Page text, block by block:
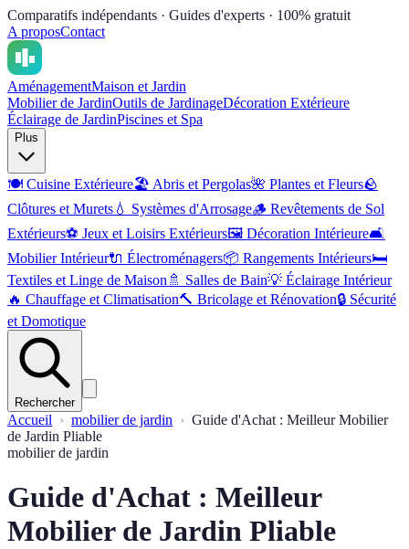
Comparatifs indépendants · Guides d'experts · 100% gratuit
A proposContact
AménagementMaison et Jardin
Mobilier de JardinOutils de JardinageDécoration Extérieure
Éclairage de JardinPiscines et Spa
Plus
🍽️ Cuisine Extérieure🏖️ Abris et Pergolas🌺 Plantes et Fleurs🪨
Clôtures et Murets 💧 Systèmes d'Arrosage🪵 Revêtements de Sol
Extérieurs⚽ Jeux et Loisirs Extérieurs🖼️ Décoration Intérieure🛋️
Mobilier Intérieur🔌 Électroménagers📦 Rangements Intérieurs🛏️
Textiles et Linge de Maison 🚿 Salles de Bain💡 Éclairage Intérieur
🔥 Chauffage et Climatisation🔨 Bricolage et Rénovation🔒 Sécurité
et Domotique
Rechercher
Accueil mobilier de jardin
Guide d'Achat : Meilleur Mobilier
de Jardin Pliable
mobilier de jardin
Guide d'Achat : Meilleur
Mobilier de Jardin Pliable